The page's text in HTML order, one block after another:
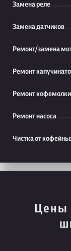
Замена реле
Замена датчиков
Ремонт/замена
Ремонт
Ремонт кофемолки
Ремонт насоса
Чистка от
Цены